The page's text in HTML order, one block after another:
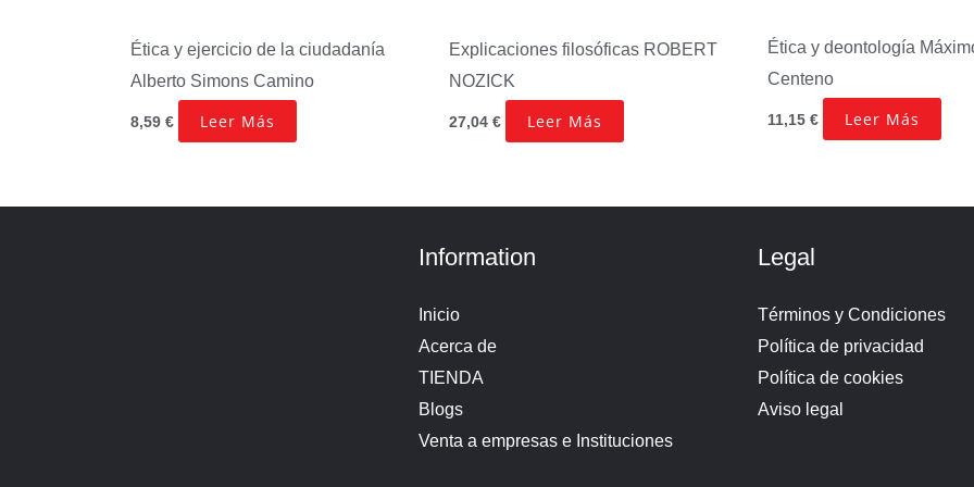
Ética y ejercicio de la ciudadanía
Alberto Simons Camino
8,59 € Leer Más
Explicaciones filosóficas ROBERT
NOZICK
27,04 € Leer Más
Ética y deontología
Centeno
11,15 € Leer Más
Information
Inicio
Acerca de
TIENDA
Blogs
Venta a empresas e Instituciones
Legal
Términos y Condiciones
Política de privacidad
Política de cookies
Aviso legal